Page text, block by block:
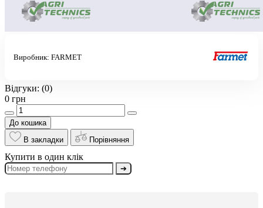
Виробник: FARMET
Відгуки: (0)
0 грн
До кошика
В закладки
Порівняння
Купити в один клік
➔